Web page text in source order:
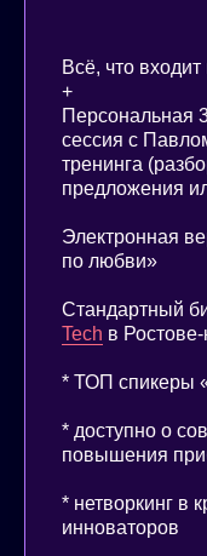
Всё, что
+
Персональная
сессия с
тренинга
предложения
Электронная
по любви»
Стандартный
Tech в
* ТОП спикеры
* доступно о
повышения
* нетворкинг в
инноваторов